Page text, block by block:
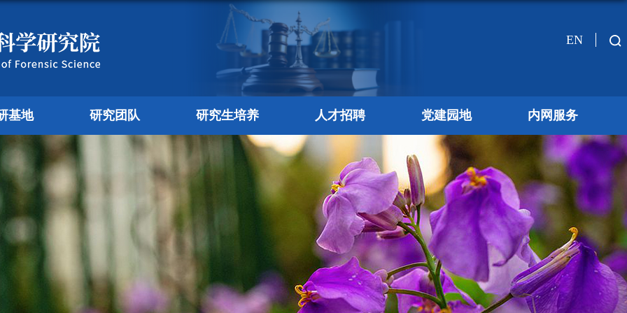
EN
基地 研究团队 研究生培养 人才招聘 党建园地 内网服务